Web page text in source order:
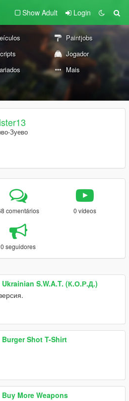
Show Adult Login
Paintjobs
Jogador
Mais
Зуево
comentários 0 vídeos
0 seguidores
Ukrainian S.W.A.T. (К.О.Р.Д.)
Burger Shot T-Shirt
Buy More Weapons